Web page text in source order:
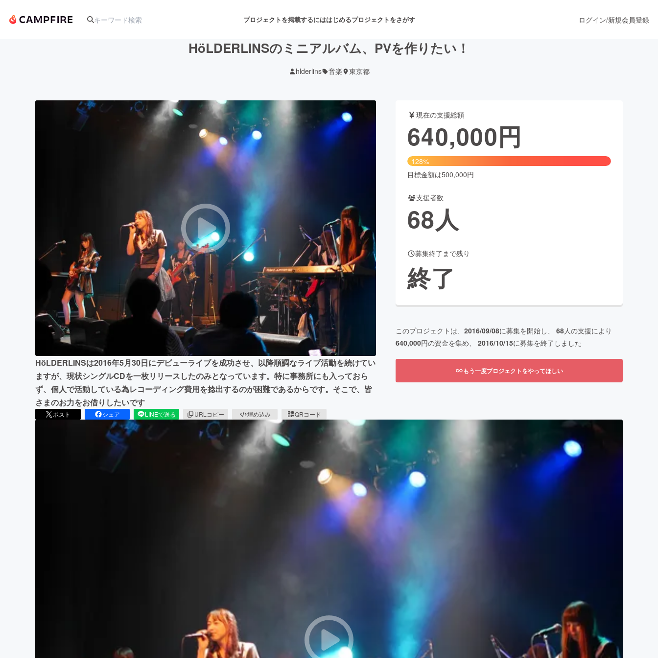
プロジェクトを掲載するにははじめるプロジェクトをさがす
音楽 舞台・パフォーマンス
ゲーム・サービス開発 ファッション
書籍・雑誌出版
ビューティー・ヘルスケア
まちづくり・地域活性化
CAMPFIRE for Social GoodCAMPFIRE Creation
CAMPFIREふるさと納税machi-ya コミュニティ
ログイン/新規会員登録
HöLDERLINSのミニアルバム、PVを作りたい！
hlderlins 音楽 東京都
HöLDERLINSは2016年5月30日にデビューライブを成功させ、以降順調なライブ活動を続けてい
ますが、現状シングルCDを一枚リリースしたのみとなっています。特に事務所にも入っておら
ず、個人で活動している為レコーディング費用を捻出するのが困難であるからです。そこで、皆
さまのお力をお借りしたいです
ポスト シェア LINEで送る URLコピー 埋め込み QRコード
現在の支援総額
640,000円
128%
目標金額は500,000円
支援者数
68人
募集終了まで残り
終了
このプロジェクトは、 2016/09/08に募集を開始し、 68人の支援により
640,000円の資金を集め、 2016/10/15に募集を終了しました
もう一度プロジェクトをやってほしい